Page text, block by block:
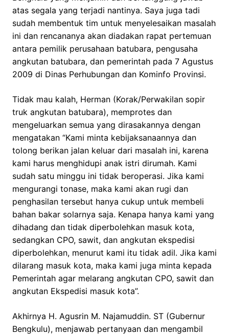
atas segala yang terjadi nantinya. Saya juga tadi
sudah membentuk tim untuk menyelesaikan masalah
ini dan rencananya akan diadakan rapat pertemuan
antara pemilik perusahaan batubara, pengusaha
angkutan batubara, dan pemerintah pada 7 Agustus
2009 di Dinas Perhubungan dan Kominfo Provinsi.
Tidak mau kalah, Herman (Korak/Perwakilan sopir
truk angkutan batubara), memprotes dan
mengeluarkan semua yang dirasakannya dengan
mengatakan “Kami minta kebijaksanaannya dan
tolong berikan jalan keluar dari masalah ini, karena
kami harus menghidupi anak istri dirumah. Kami
sudah satu minggu ini tidak beroperasi. Jika kami
mengurangi tonase, maka kami akan rugi dan
penghasilan tersebut hanya cukup untuk membeli
bahan bakar solarnya saja. Kenapa hanya kami yang
dihadang dan tidak diperbolehkan masuk kota,
sedangkan CPO, sawit, dan angkutan ekspedisi
diperbolehkan, menurut kami itu tidak adil. Jika kami
dilarang masuk kota, maka kami juga minta kepada
Pemerintah agar melarang angkutan CPO, sawit dan
angkutan Ekspedisi masuk kota”.
Akhirnya H. Agusrin M. Najamuddin. ST (Gubernur
Bengkulu), menjawab pertanyaan dan mengambil